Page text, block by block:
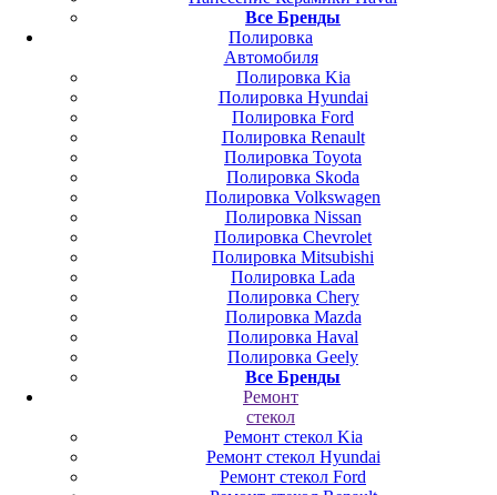
Все Бренды
Полировка
Автомобиля
Полировка Kia
Полировка Hyundai
Полировка Ford
Полировка Renault
Полировка Toyota
Полировка Skoda
Полировка Volkswagen
Полировка Nissan
Полировка Chevrolet
Полировка Mitsubishi
Полировка Lada
Полировка Chery
Полировка Mazda
Полировка Haval
Полировка Geely
Все Бренды
Ремонт
стекол
Ремонт стекол Kia
Ремонт стекол Hyundai
Ремонт стекол Ford